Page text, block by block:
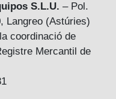
S.L.U. – Pol.
Langreo (Astúries)
coordinació de
Mercantil de